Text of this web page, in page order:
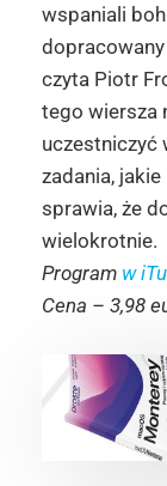
wspaniali
czyta Piotr
tego wiersza
uczestniczyć
zadania,
sprawia, że
wielokrotnie.
Program w
Cena – 3,98